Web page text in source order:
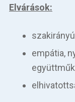
Elvárások:
empátia,